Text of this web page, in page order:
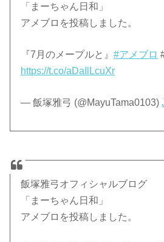
「まーちゃん日和」
アメブロを投稿しました。
『7月のメープルと』#アメブロ
https://t.co/aDaIlLcuXr
— 飯塚雅弓 (@MayuTama0103)
飯塚雅弓オフィシャルブログ
「まーちゃん日和」
アメブロを投稿しました。